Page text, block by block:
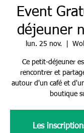
Event
déjeuner
lun. 25 nov.
Ce petit-déjeuner
rencontrer et
autour d'un café et
boutique
Les